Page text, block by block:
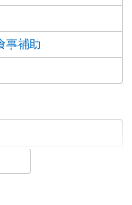
を見る
ト】
楠乃５－５－２
事補助